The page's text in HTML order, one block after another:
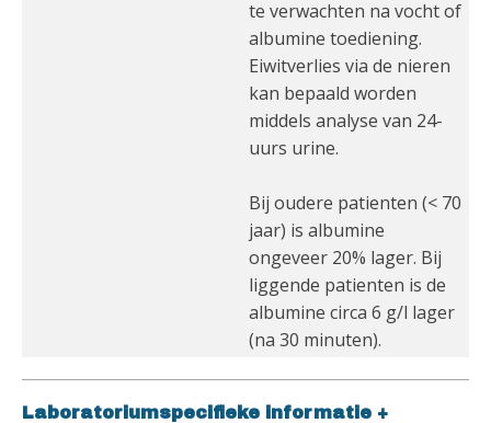
te verwachten na vocht of
albumine toediening.
Eiwitverlies via de nieren
kan bepaald worden
middels analyse van 24-
uurs urine.
Bij oudere patienten (< 70
jaar) is albumine
ongeveer 20% lager. Bij
liggende patienten is de
albumine circa 6 g/l lager
(na 30 minuten).
Laboratoriumspecifieke informatie +